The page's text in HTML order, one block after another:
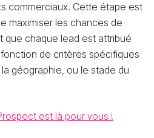
commerciaux. Cette étape est
maximiser les chances de
que chaque lead est attribué
de critères spécifiques
géographie, ou le stade du
est là pour vous !